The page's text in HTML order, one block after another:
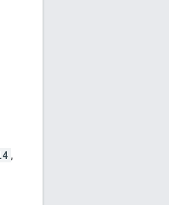
,